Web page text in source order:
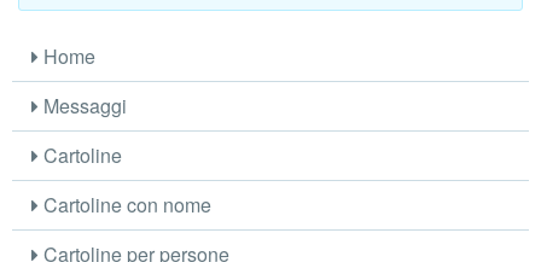
Home
Messaggi
Cartoline
Cartoline con nome
Cartoline per persone